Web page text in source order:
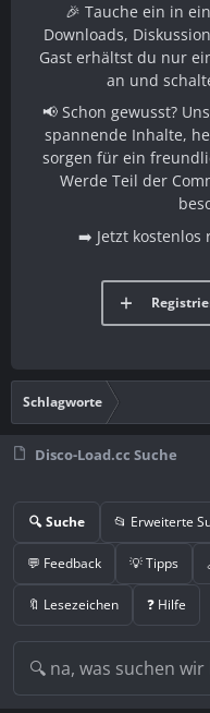
🎉 Tauche ein in
Downloads,
Gast erhältst du nur
an und
📢 Schon gewusst?
spannende Inhalte,
sorgen für ein
Werde Teil der
➡️ Jetzt kostenlos
Schlagworte
Disco-Load.cc Suche
🔍 Suche 📂 Erweiterte
💬 Feedback 💡 Tipps
🔖 Lesezeichen ❓ Hilfe